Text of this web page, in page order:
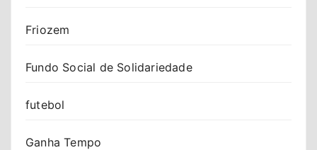
Friozem
Fundo Social de Solidariedade
futebol
Ganha Tempo